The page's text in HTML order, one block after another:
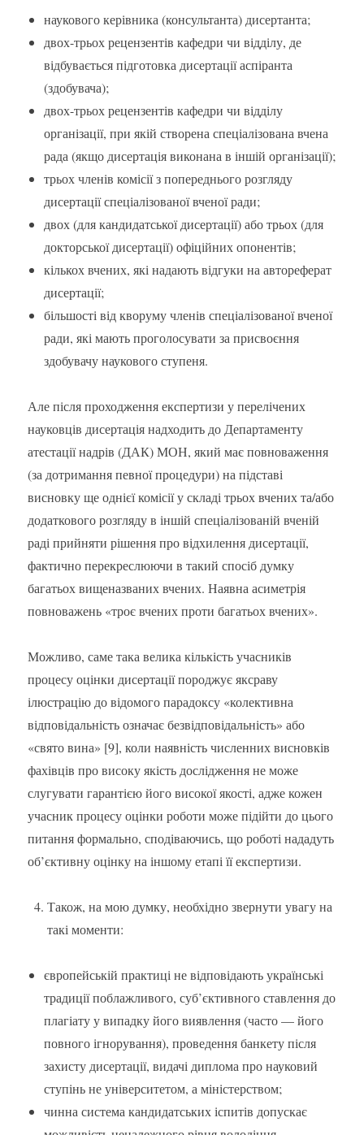
наукового керівника (консультанта) дисертанта;
двох-трьох рецензентів кафедри чи відділу, де
відбувається підготовка дисертації аспіранта
(здобувача);
двох-трьох рецензентів кафедри чи відділу
організації, при якій створена спеціалізована вчена
рада (якщо дисертація виконана в іншій організації);
трьох членів комісії з попереднього розгляду
дисертації спеціалізованої вченої ради;
двох (для кандидатської дисертації) або трьох (для
докторської дисертації) офіційних опонентів;
кількох вчених, які надають відгуки на автореферат
дисертації;
більшості від кворуму членів спеціалізованої вченої
ради, які мають проголосувати за присвоєння
здобувачу наукового ступеня.
Але після проходження експертизи у перелічених
науковців дисертація надходить до Департаменту
атестації надрів (ДАК) МОН, який має повноваження
(за дотримання певної процедури) на підставі
висновку ще однієї комісії у складі трьох вчених та/або
додаткового розгляду в іншій спеціалізованій вченій
раді прийняти рішення про відхилення дисертації,
фактично перекреслюючи в такий спосіб думку
багатьох вищеназваних вчених. Наявна асиметрія
повноважень «троє вчених проти багатьох вчених».
Можливо, саме така велика кількість учасників
процесу оцінки дисертації породжує яксраву
ілюстрацію до відомого парадоксу «колективна
відповідальність означає безвідповідальність» або
«свято вина» [9], коли наявність численних висновків
фахівців про високу якість дослідження не може
слугувати гарантією його високої якості, адже кожен
учасник процесу оцінки роботи може підійти до цього
питання формально, сподіваючись, що роботі нададуть
об’єктивну оцінку на іншому етапі її експертизи.
Також, на мою думку, необхідно звернути увагу на
такі моменти:
європейській практиці не відповідають українські
традиції поблажливого, суб’єктивного ставлення до
плагіату у випадку його виявлення (часто — його
повного ігнорування), проведення банкету після
захисту дисертації, видачі диплома про науковий
ступінь не університетом, а міністерством;
чинна система кандидатських іспитів допускає